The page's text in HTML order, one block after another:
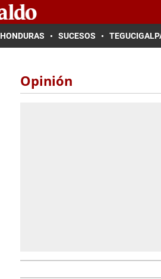
HONDURAS SUCESOS
Opinión